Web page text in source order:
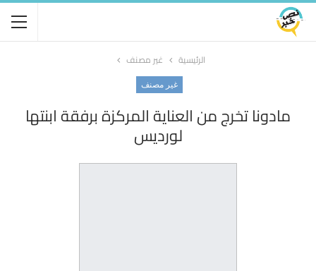
الرئيسية غير مصنف
غير مصنف
مادونا تخرج من العناية المركزة برفقة ابنتها
لورديس